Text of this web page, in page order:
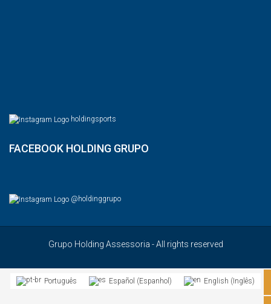
holdingsports
FACEBOOK HOLDING GRUPO
@holdinggrupo
Grupo Holding Assessoria - All rights reserved
Português Español (Espanhol ) English (Inglês)